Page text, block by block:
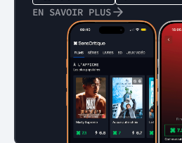
EN SAVOIR PLUS